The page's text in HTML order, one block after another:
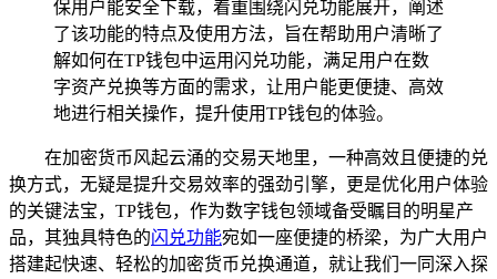
保用户能安全下载，着重围绕闪兑功能展开，阐述
了该功能的特点及使用方法，旨在帮助用户清晰了
解如何在TP钱包中运用闪兑功能，满足用户在数
字资产兑换等方面的需求，让用户能更便捷、高效
地进行相关操作，提升使用TP钱包的体验。
在加密货币风起云涌的交易天地里，一种高效且便捷的兑
换方式，无疑是提升交易效率的强劲引擎，更是优化用户体验
的关键法宝，TP钱包，作为数字钱包领域备受瞩目的明星产
品，其独具特色的闪兑功能宛如一座便捷的桥梁，为广大用户
搭建起快速、轻松的加密货币兑换通道，就让我们一同深入探